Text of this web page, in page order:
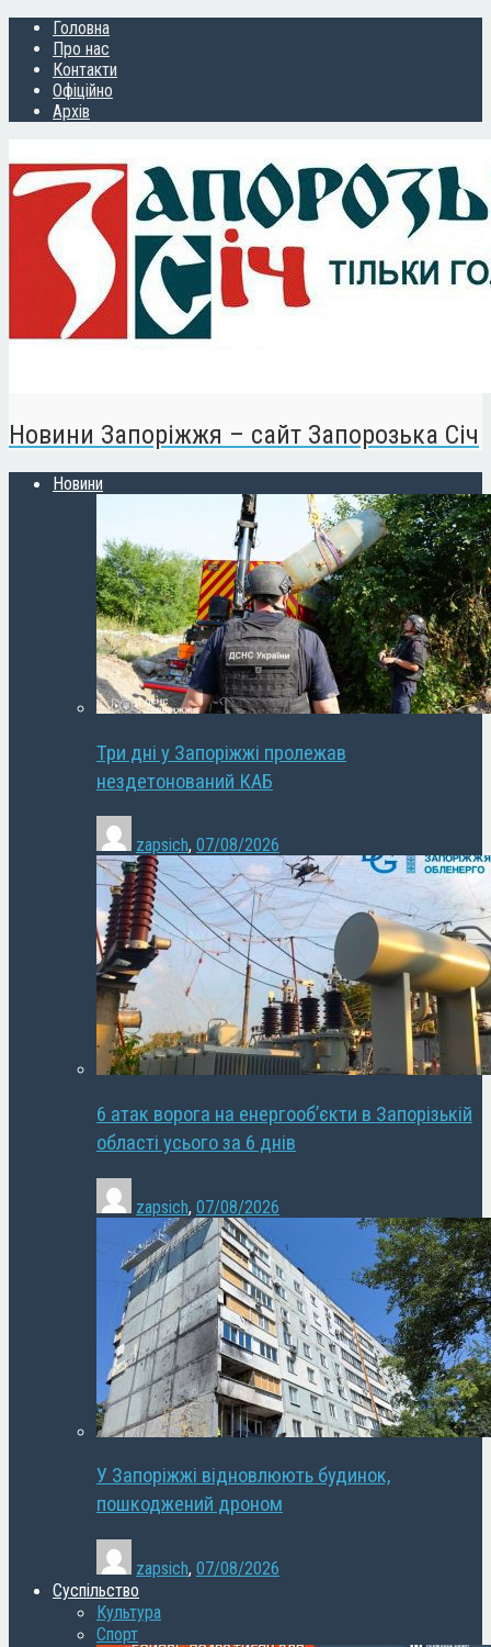
Головна
Про нас
Контакти
Офіційно
Архів
Новини Запоріжжя – сайт Запорозька Січ
Новини
Три дні у Запоріжжі пролежав
нездетонований КАБ
zapsich, 07/08/2026
6 атак ворога на енергооб’єкти в Запорізькій
області усього за 6 днів
zapsich, 07/08/2026
У Запоріжжі відновлюють будинок,
пошкоджений дроном
zapsich, 07/08/2026
Суспільство
Культура
Спорт